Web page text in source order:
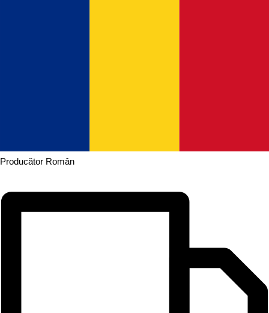
Producător Român